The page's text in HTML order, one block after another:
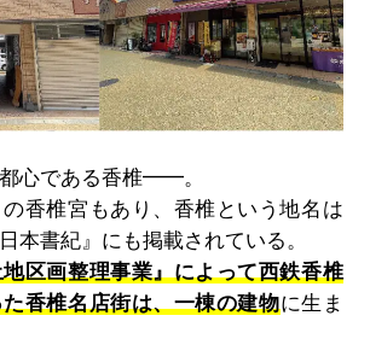
心である香椎━━。
香椎宮もあり、香椎という地名は
本書紀』にも掲載されている。
地区画整理事業』によって西鉄香椎
香椎名店街は、一棟の建物に生ま